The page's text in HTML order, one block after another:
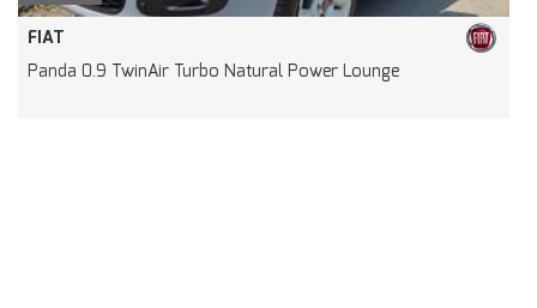
CONTATTI
FIAT
Panda 0.9 TwinAir Turbo Natural Power Lounge